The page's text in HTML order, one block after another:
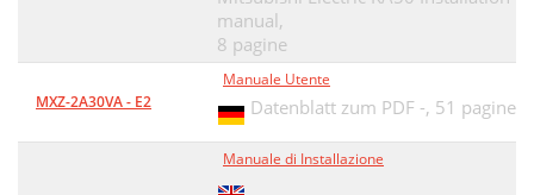
manual,
8 pagine
MXZ-2A30VA - E2
Manuale Utente
Datenblatt zum PDF -, 51 pagine
Manuale di Installazione